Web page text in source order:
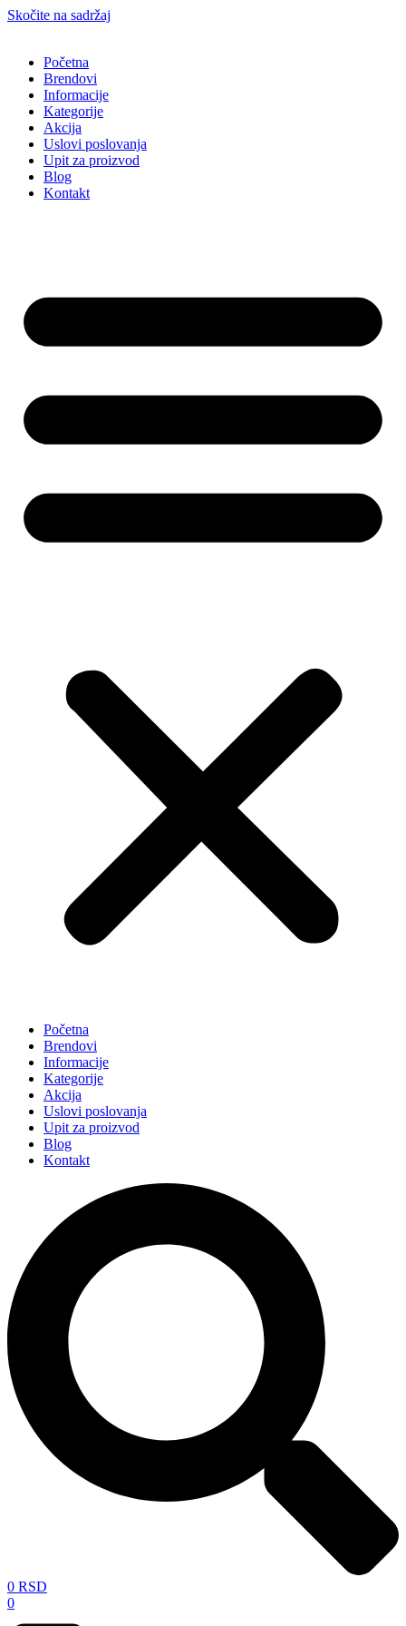
Skočite na sadržaj
Početna
Brendovi
Informacije
Kategorije
Akcija
Uslovi poslovanja
Upit za proizvod
Blog
Kontakt
Početna
Brendovi
Informacije
Kategorije
Akcija
Uslovi poslovanja
Upit za proizvod
Blog
Kontakt
0 RSD
0